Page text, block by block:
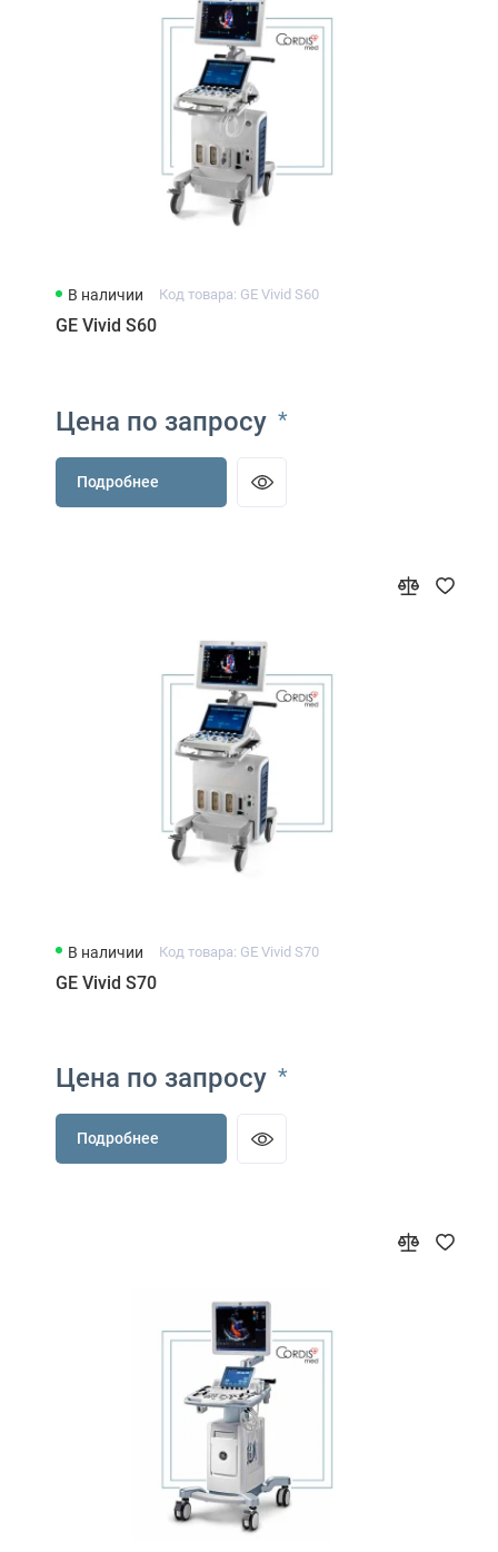
В наличии Код товара: GE Vivid S60
GE Vivid S60
Цена по запросу *
Подробнее
В наличии Код товара: GE Vivid S70
GE Vivid S70
Цена по запросу *
Подробнее